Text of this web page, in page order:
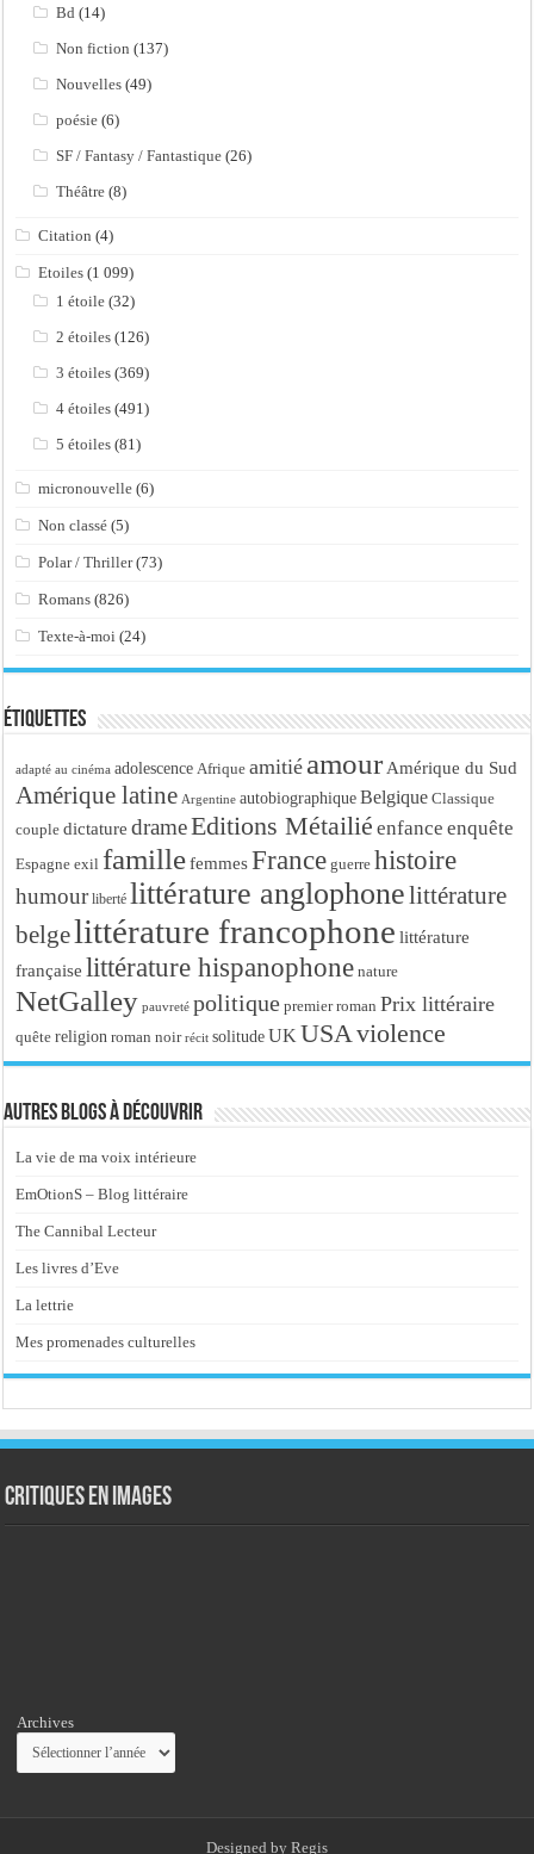
Bd (14)
Non fiction (137)
Nouvelles (49)
poésie (6)
SF / Fantasy / Fantastique (26)
Théâtre (8)
Citation (4)
Etoiles (1 099)
1 étoile (32)
2 étoiles (126)
3 étoiles (369)
4 étoiles (491)
5 étoiles (81)
micronouvelle (6)
Non classé (5)
Polar / Thriller(73)
Romans (826)
Texte-à-moi (24)
Étiquettes
adapté au cinéma adolescence Afrique amitié amour Amérique du Sud
Amérique latine Argentine autobiographique Belgique Classique
couple dictature drameEditions Métailié enfance enquête
Espagne exil famille femmes France guerre histoire
humour liberté littérature anglophonelittérature
belgelittérature francophone littérature
française littérature hispanophone nature
NetGalley pauvreté politique premier roman Prix littéraire
quête religion roman noir récit solitude UK USAviolence
Autres blogs à découvrir
La vie de ma voix intérieure
EmOtionS – Blog littéraire
The Cannibal Lecteur
Les livres d’Eve
La lettrie
Mes promenades culturelles
Critiques en images
Archives
Designed by Regis